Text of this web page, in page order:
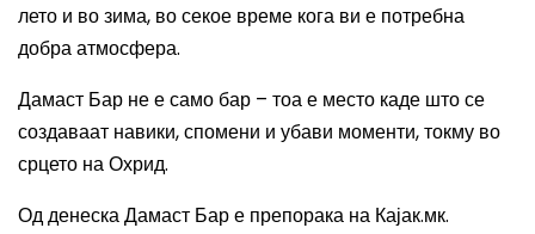
лето и во зима, во секое време кога ви е потребна
добра атмосфера.
Дамаст Бар не е само бар – тоа е место каде што се
создаваат навики, спомени и убави моменти, токму во
срцето на Охрид.
Од денеска Дамаст Бар е препорака на Кајак.мк.